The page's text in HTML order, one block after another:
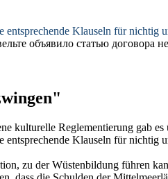
entsprechende Klauseln für nichtig
объявило статью договора
kulturelle Reglementierung gab
entsprechende Klauseln für nichtig
zu der Wüstenbildung führen